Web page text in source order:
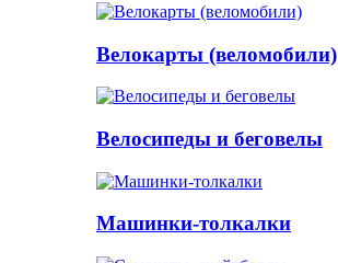
Велокарты (веломобили)
Велосипеды и беговелы
Машинки-толкалки